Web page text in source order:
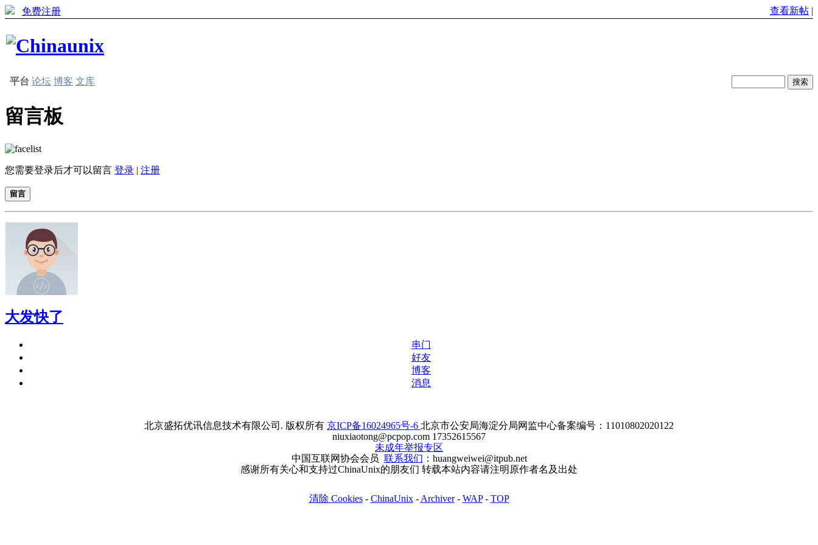
免费注册 查看新帖 |
平台 论坛 博客 文库
留言板
您需要登录后才可以留言 登录 | 注册
留言
大发快了
串门
好友
博客
消息
北京盛拓优讯信息技术有限公司. 版权所有 京ICP备16024965号-6 北京市公安局海淀分局网监中心备案编号：11010802020122
niuxiaotong@pcpop.com 17352615567
未成年举报专区
中国互联网协会会员 联系我们 ：huangweiwei@itpub.net
感谢所有关心和支持过ChinaUnix的朋友们 转载本站内容请注明原作者名及出处
清除 Cookies- ChinaUnix- Archiver- WAP- TOP